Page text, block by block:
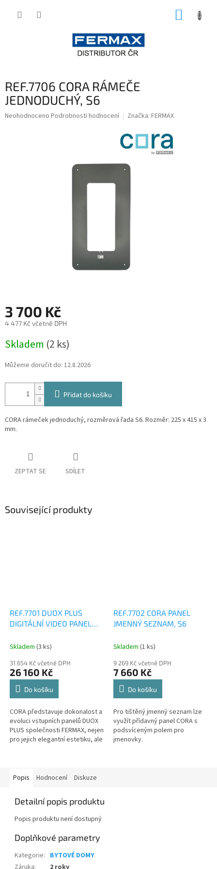
REF.7706 CORA RÁMEČE
JEDNODUCHÝ, S6
Průměrné
Neohodnoceno Podrobnosti hodnocení Značka: FERMAX
3 700 Kč
4 477 Kč včetně DPH
cena:
Skladem (2 ks)
Můžeme doručit do: 12.8.2026
Přidat do košíku
CORA rámeček jednoduchý, rozměrová řada S6. Rozměr: 225 x 415 x 3
mm.
ZEPTAT SE SDÍLET
Související produkty
REF.7701 DUOX PLUS
DIGITÁLNÍ VIDEO PANEL
Skladem (3 ks)
31 654 Kč včetně DPH
26 160 Kč
Do košíku
CORA představuje dokonalost a
evoluci vstupních panelů DUOX
PLUS společnosti FERMAX, nejen
pro jejich elegantní estetiku, ale
REF.7702 CORA PANEL
JMENNÝ SEZNAM, S6
Skladem (1 ks)
9 269 Kč včetně DPH
7 660 Kč
Do košíku
Pro tištěný jmenný seznam lze
využít přídavný panel CORA s
podsvíceným polem pro
jmenovky.
Popis Hodnocení Diskuze
Detailní popis produktu
Popis produktu není dostupný
Doplňkové parametry
Kategorie: BYTOVÉ DOMY
Záruka: 2 roky